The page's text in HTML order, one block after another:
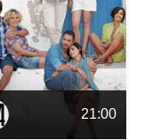
21:00